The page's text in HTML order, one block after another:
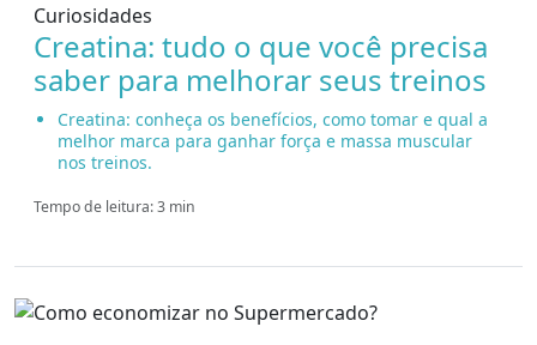
Curiosidades
Creatina: tudo o que você precisa
saber para melhorar seus treinos
Creatina: conheça os benefícios, como tomar e qual a
melhor marca para ganhar força e massa muscular
nos treinos.
Tempo de leitura: 3 min